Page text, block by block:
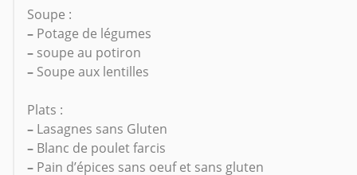
Soupe :
– Potage de légumes
– soupe au potiron
– Soupe aux lentilles
Plats :
– Lasagnes sans Gluten
– Blanc de poulet farcis
– Pain d’épices sans oeuf et sans gluten